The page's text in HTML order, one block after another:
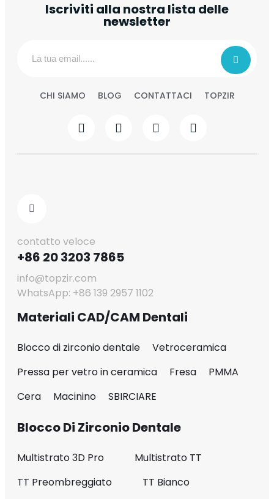
Iscriviti alla nostra lista delle
newsletter
CHI SIAMO BLOG CONTATTACI TOPZIR
contatto veloce
+86 20 3203 7865
info@topzir.com
WhatsApp: +86 139 2957 1102
Materiali CAD/CAM Dentali
Blocco di zirconio dentale
Vetroceramica
Pressa per vetro in ceramica
Fresa
PMMA
Cera
Macinino SBIRCIARE
Blocco Di Zirconio Dentale
Multistrato 3D Pro
Multistrato TT
TT Preombreggiato
TT Bianco